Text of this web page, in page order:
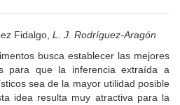
Fidalgo, L. J. Rodríguez-Aragón
busca establecer las mejores
para que la inferencia extraída a
sea de la mayor utilidad posible
idea resulta muy atractiva para la